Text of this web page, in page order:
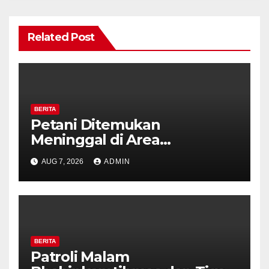
Related Post
BERITA
Petani Ditemukan
Meninggal di Area
Persawahan Kalibeji, Polisi
Pastikan Tidak Ada Tanda
Kekerasan
AUG 7, 2026 ADMIN
BERITA
Patroli Malam